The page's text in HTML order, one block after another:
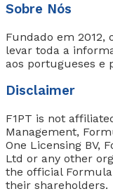
Sobre Nós
Fundado em 2012,
levar toda a
aos portugueses e
Disclaimer
F1PT is not
Management,
One Licensing BV,
Ltd or any other
the official
their shareholders.